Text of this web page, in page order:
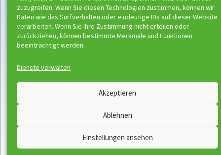
zuzugreifen. Wenn Sie diesen Technologien zustimmen, können wir
Daten wie das Surfverhalten oder eindeutige IDs auf dieser Website
verarbeiten. Wenn Sie Ihre Zustimmung nicht erteilen oder
zurückziehen, können bestimmte Merkmale und Funktionen
beeinträchtigt werden.
Dienste verwalten
Akzeptieren
Ablehnen
Einstellungen ansehen
Impressum
AGB